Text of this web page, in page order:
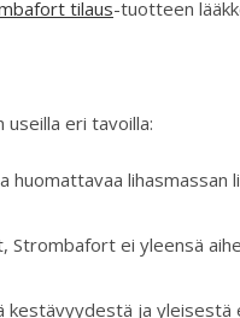
tilaus-tuotteen
eri tavoilla:
huomattavaa lihasmassan
Strombafort ei yleensä
ja yleisestä